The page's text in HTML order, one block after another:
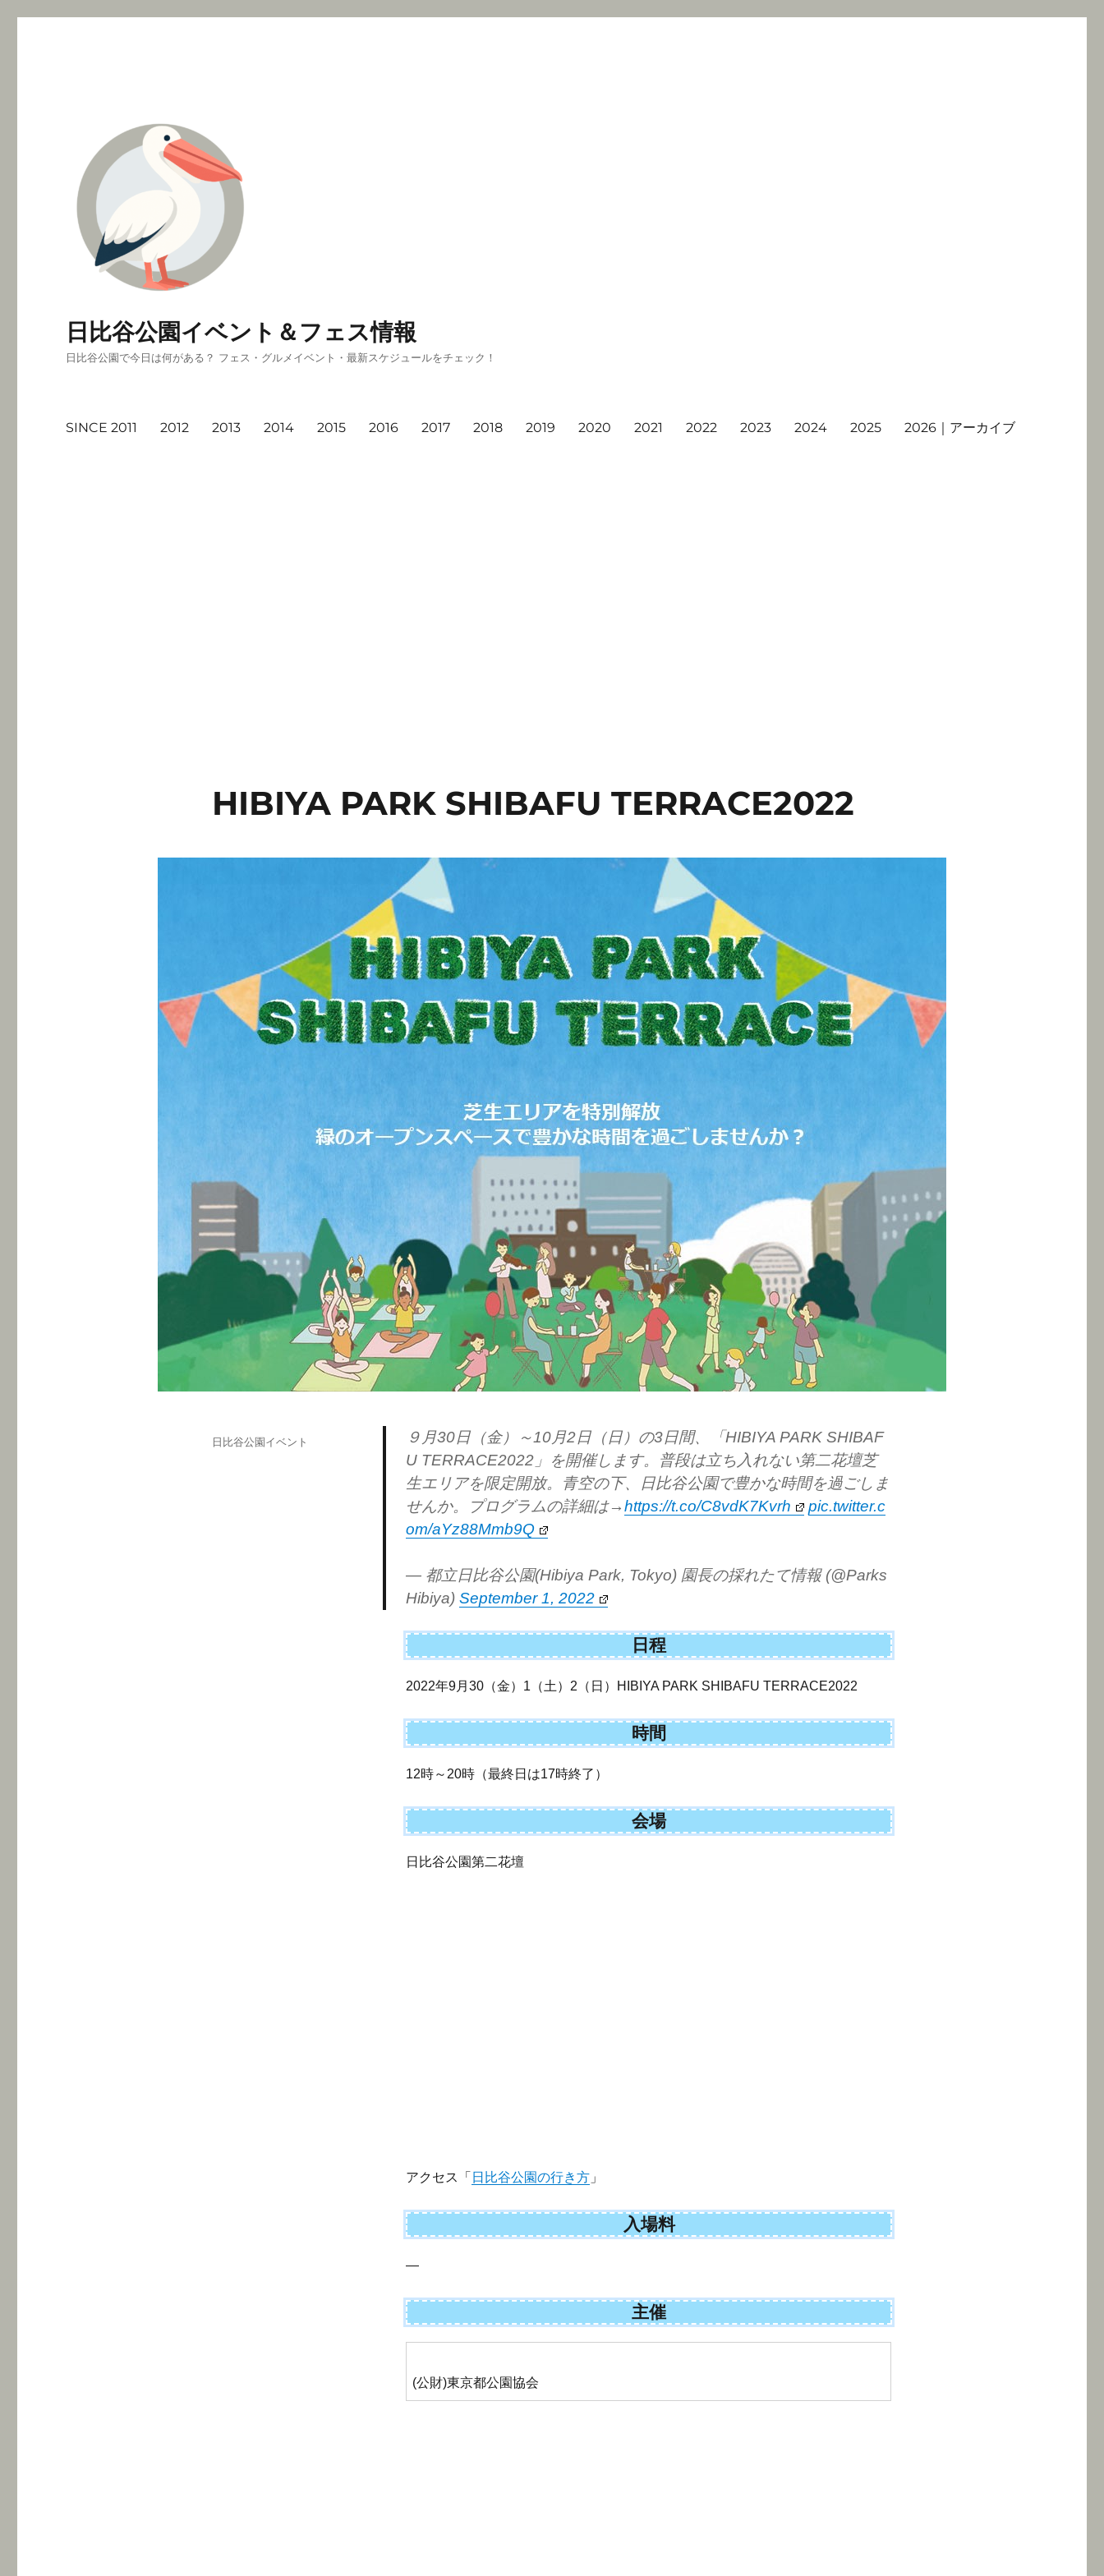
日比谷公園イベント＆フェス情報
日比谷公園で今日は何がある？ フェス・グルメイベント・最新スケジュールをチェック！
SINCE 2011 2012 2013 2014 2015 2016 2017 2018 2019 2020 2021 2022 2023 2024 2025 2026｜アーカイブ
HIBIYA PARK SHIBAFU TERRACE2022
９月30日（金）～10月2日（日）の3日間、「HIBIYA PARK SHIBAF
U TERRACE2022」を開催します。普段は立ち入れない第二花壇芝
生エリアを限定開放。青空の下、日比谷公園で豊かな時間を過ごしま
せんか。プログラムの詳細は→https://t.co/C8vdK7Kvrh
pic.twitter.c
om/aYz88Mmb9Q
— 都立日比谷公園(Hibiya Park, Tokyo) 園長の採れたて情報 (@Parks
Hibiya)September 1, 2022
日程
2022年9月30（金）1（土）2（日）HIBIYA PARK SHIBAFU TERRACE2022
時間
12時～20時（最終日は17時終了）
会場
日比谷公園第二花壇
アクセス「 日比谷公園の行き方 」
入場料
—
主催
(公財)東京都公園協会
投
カ
日比谷公園イベント